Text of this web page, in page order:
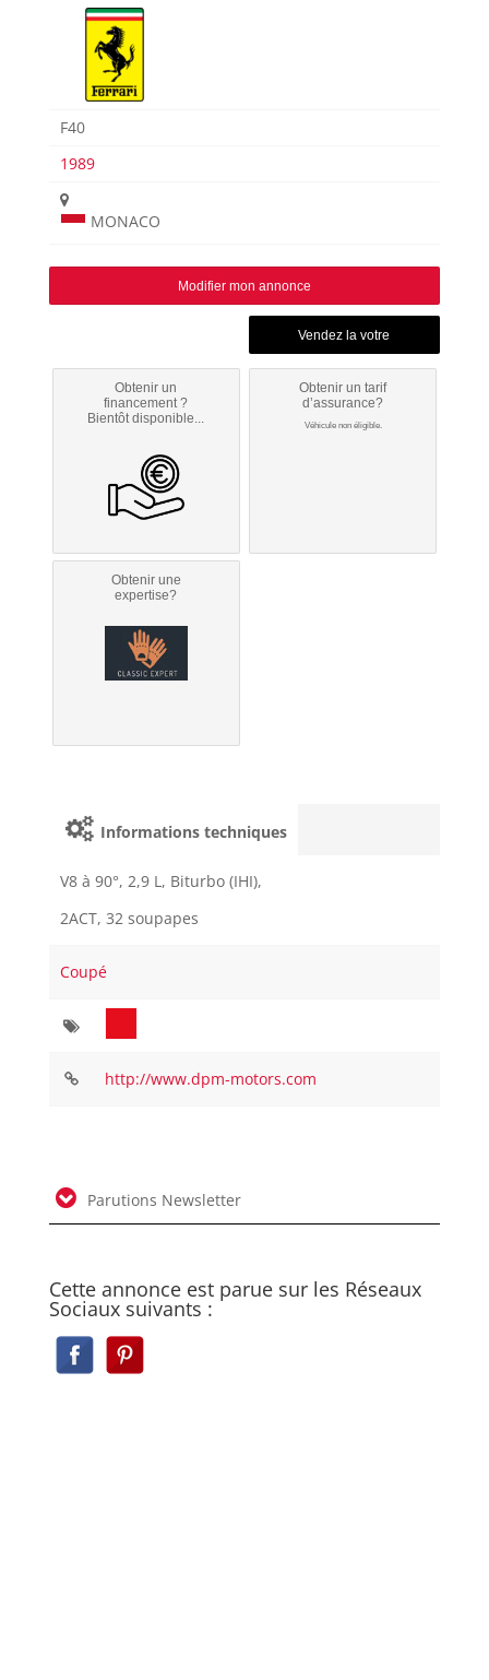
F40
1989
MONACO
Modifier mon annonce
Obtenir un
financement ?
Bientôt disponible...
Obtenir un tarif
d’assurance?
Véhicule non éligible.
Obtenir une
expertise?
Informations techniques
V8 à 90°, 2,9 L, Biturbo (IHI),
2ACT, 32 soupapes
Coupé
http://www.dpm-motors.com
Parutions Newsletter
Cette annonce est parue sur les Réseaux
Sociaux suivants :